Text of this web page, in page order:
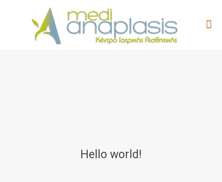
Hello world!